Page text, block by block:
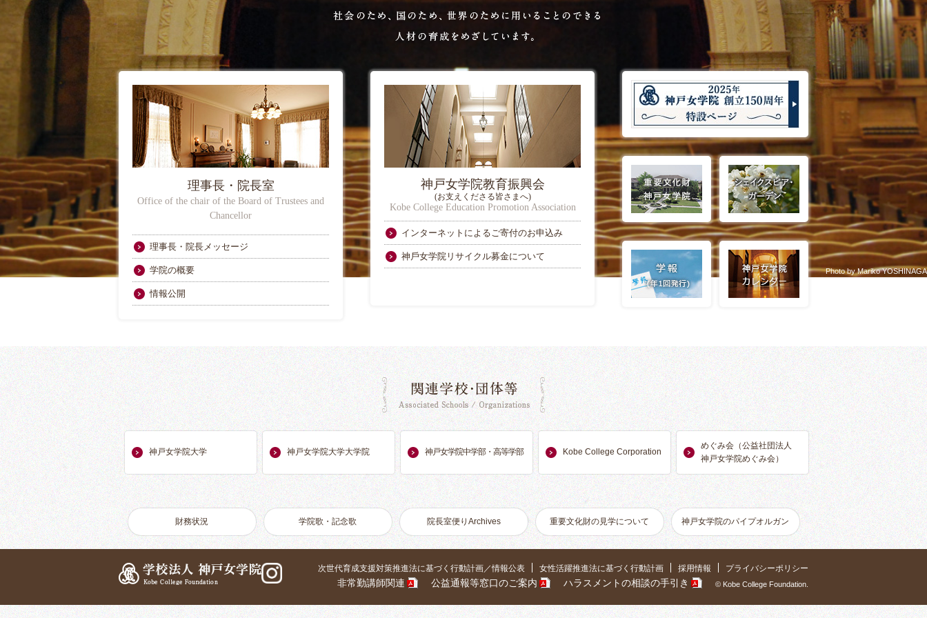
Photo by Mariko YOSHINAGA
理事長・院長室
Office of the chair of the Board of Trustees and
Chancellor
理事長・院長メッセージ
学院の概要
情報公開
神戸女学院教育振興会
(お支えくださる皆さまへ)
Kobe College Education Promotion Association
インターネットによるご寄付のお申込み
神⼾⼥学院リサイクル募⾦について
関連学校・団体等
神戸女学院大学 神戸女学院大学大学院 神戸女学院中学部・高等学部 Kobe College Corporation
めぐみ会（公益社団法人
神戸女学院めぐみ会）
財務状況 学院歌・記念歌 院長室便りArchives 重要文化財の見学について 神戸女学院のパイプオルガン
学校法人 神戸女学院
Instagram次世代育成支援対策推進法に基づく行動計画／情報公表 女性活躍推進法に基づく行動計画 採用情報 プライバシーポリシー
非常勤講師関連 公益通報等窓口のご案内 ハラスメントの相談の手引き © Kobe College Foundation.